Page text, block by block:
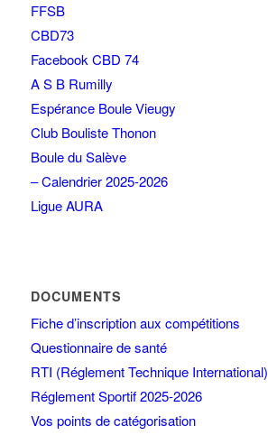
FFSB
CBD73
Facebook CBD 74
A S B Rumilly
Espérance Boule Vieugy
Club Bouliste Thonon
Boule du Salève
– Calendrier 2025-2026
Ligue AURA
DOCUMENTS
Fiche d’inscription aux compétitions
Questionnaire de santé
RTI (Réglement Technique International)
Réglement Sportif 2025-2026
Vos points de catégorisation